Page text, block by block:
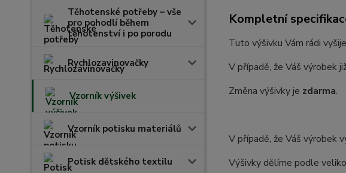
Těhotenské potřeby – vše
pro pohodlí během
těhotenství i po porodu
Rychlozavinovačky
Vzorník výšivek
Vzorník potisku materiálů
Potisk dětského textilu
Kompletní
Tuto výšivku Vám rádi
V případě, že Váš výrobek
Změna výšivky je zdarma.
V případě, že Váš výrobek
Výšivky dělíme podle